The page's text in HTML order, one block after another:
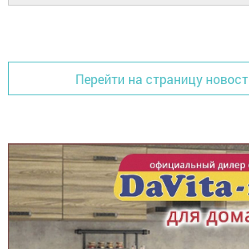
Перейти на страницу